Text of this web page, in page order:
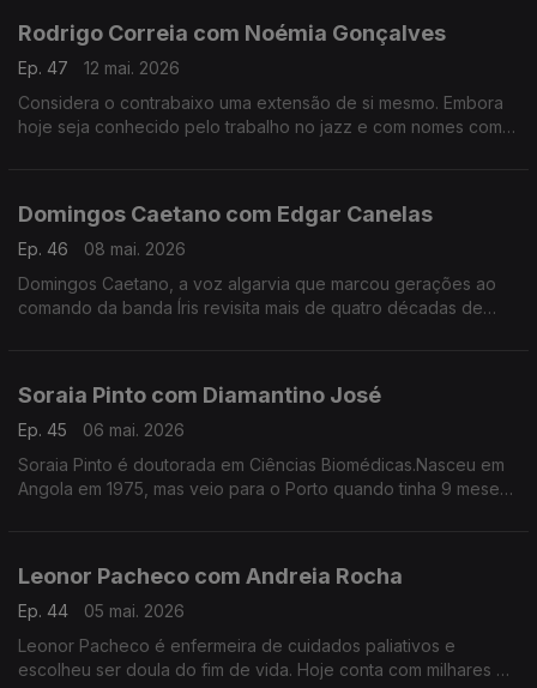
Rodrigo Correia com Noémia Gonçalves
Ep. 47
12 mai. 2026
Considera o contrabaixo uma extensão de si mesmo. Embora
hoje seja conhecido pelo trabalho no jazz e com nomes como
Domingos Caetano com Edgar Canelas
Ep. 46
08 mai. 2026
Domingos Caetano, a voz algarvia que marcou gerações ao
comando da banda Íris revisita mais de quatro décadas de
Soraia Pinto com Diamantino José
Ep. 45
06 mai. 2026
Soraia Pinto é doutorada em Ciências Biomédicas.Nasceu em
Angola em 1975, mas veio para o Porto quando tinha 9 meses.
Leonor Pacheco com Andreia Rocha
Ep. 44
05 mai. 2026
Leonor Pacheco é enfermeira de cuidados paliativos e
escolheu ser doula do fim de vida. Hoje conta com milhares de